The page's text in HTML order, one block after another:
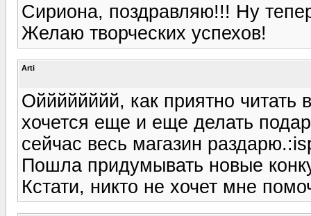
Сириона, поздравляю!!! Ну
Желаю творческих успехов!
Arti
Ойййййййй, как приятно
хочется еще и еще делать
сейчас весь магазин
Пошла придумывать новые
Кстати, никто не хочет мне